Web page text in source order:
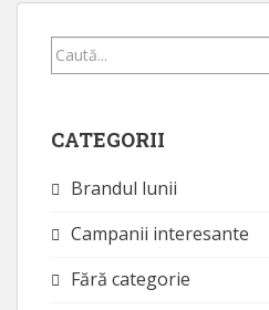
Caută...
CATEGORII
Brandul lunii
Campanii interesante
Fără categorie